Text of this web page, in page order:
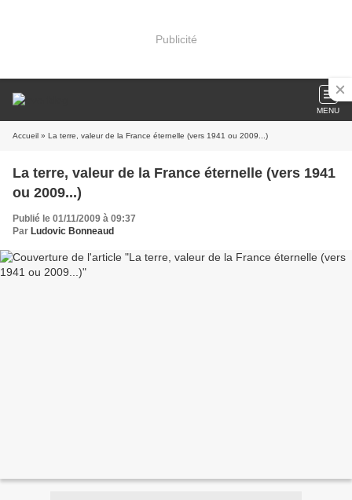
Publicité
MENU
Accueil » La terre, valeur de la France éternelle (vers 1941 ou 2009...)
La terre, valeur de la France éternelle (vers 1941
ou 2009...)
Publié le 01/11/2009 à 09:37
Par Ludovic Bonneaud